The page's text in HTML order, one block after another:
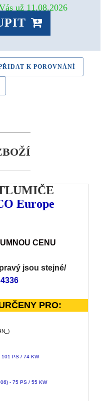
už 11.08.2026
K POROVNÁNÍ
Europe
CENU
jsou stejné/
PRO:
101 PS / 74 KW
- 75 PS / 55 KW